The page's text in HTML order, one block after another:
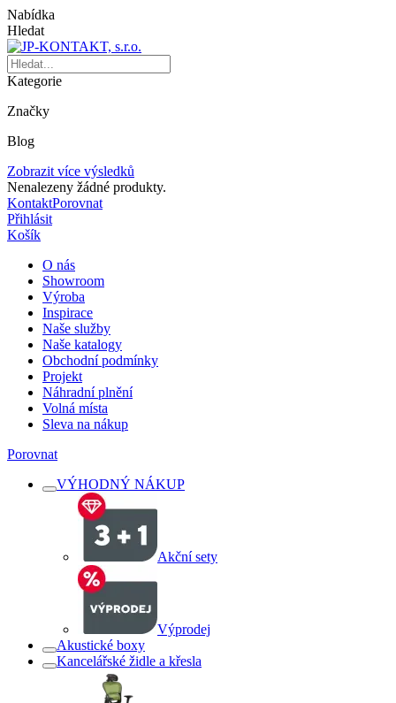
Nabídka
Hledat
Kategorie
Značky
Blog
Zobrazit více výsledků
Nenalezeny žádné produkty.
KontaktPorovnat
Přihlásit
Košík
O nás
Showroom
Výroba
Inspirace
Naše služby
Naše katalogy
Obchodní podmínky
Projekt
Náhradní plnění
Volná místa
Sleva na nákup
Porovnat
VÝHODNÝ NÁKUP
Akční sety
Výprodej
Akustické boxy
Kancelářské židle a křesla